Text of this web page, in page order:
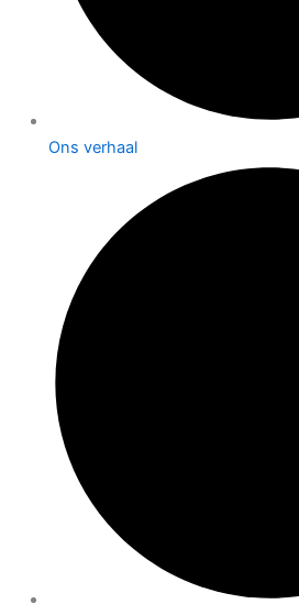
Ons verhaal